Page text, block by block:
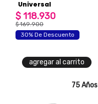
soporte
Universal
$ 118.930
$ 169.900
30% De Descuento
agregar al carrito
75 Años